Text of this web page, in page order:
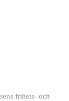
frihets- och